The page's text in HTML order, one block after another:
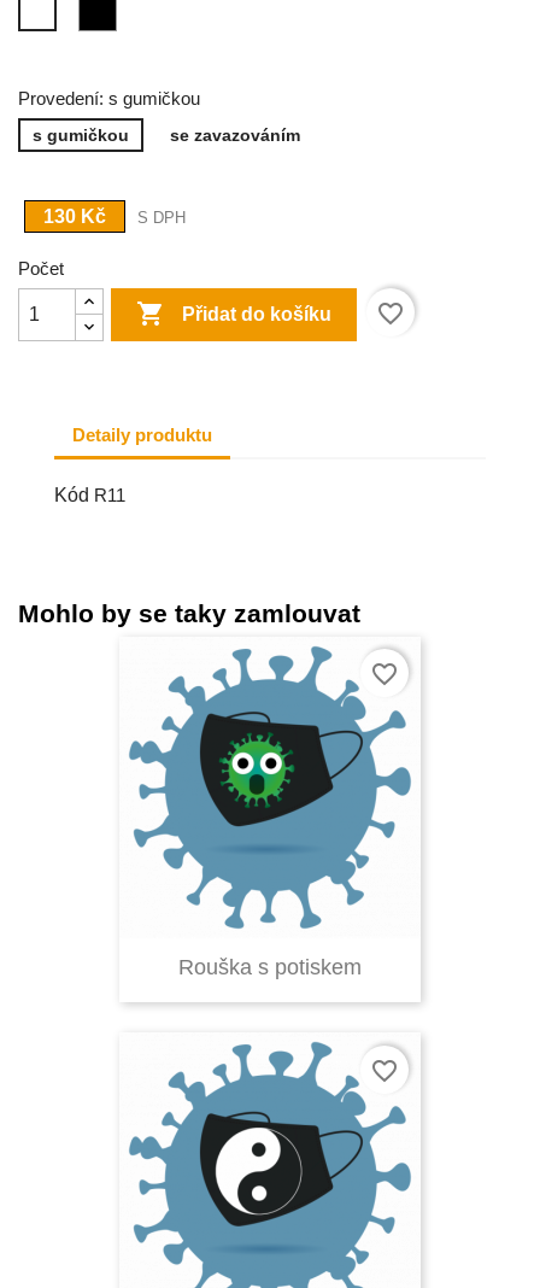
Provedení: s gumičkou
s gumičkou se zavazováním
130 Kč S DPH
Počet
 Přidat do košíku favorite_border
Detaily produktu
Kód R11
Mohlo by se taky zamlouvat
Rouška s potiskem
favorite_border
favorite_border